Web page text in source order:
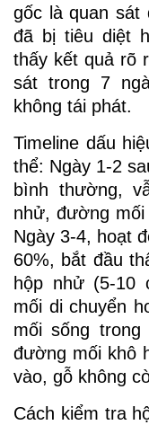
gốc là quan sát
đã bị tiêu diệt
thấy kết quả rõ
sát trong 7
không tái phát.
Timeline dấu
thể: Ngày 1-2
bình thường,
nhử, đường mối
Ngày 3-4, hoạt
60%, bắt đầu
hộp nhử (5-10
mối di chuyển
mối sống
đường mối khô
vào, gỗ không
Cách kiểm tra